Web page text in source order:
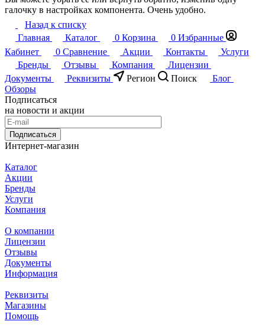
галочку в настройках компонента. Очень удобно.
Назад к списку
Главная
Каталог 0 Корзина 0 Избранные
Кабинет
0 Сравнение Акции Контакты
Услуги
Бренды
Отзывы Компания
Лицензии
Документы
Реквизиты Регион Поиск
Блог
Обзоры
Подписаться
на новости и акции
Подписаться
Интернет-магазин
Каталог
Акции
Бренды
Услуги
Компания
О компании
Лицензии
Отзывы
Документы
Информация
Реквизиты
Магазины
Помощь